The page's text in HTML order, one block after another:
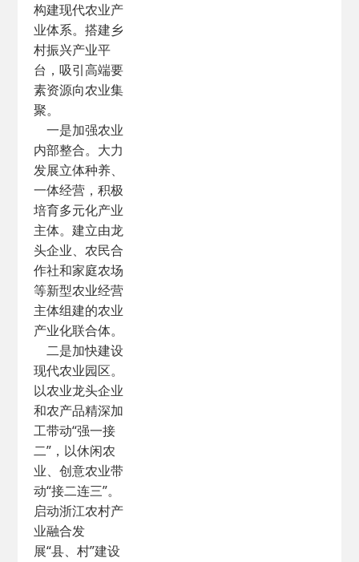
构建现代农业产
业体系。搭建乡
村振兴产业平
台，吸引高端要
素资源向农业集
聚。
一是加强农业
内部整合。大力
发展立体种养、
一体经营，积极
培育多元化产业
主体。建立由龙
头企业、农民合
作社和家庭农场
等新型农业经营
主体组建的农业
产业化联合体。
二是加快建设
现代农业园区。
以农业龙头企业
和农产品精深加
工带动“强一接
二”，以休闲农
业、创意农业带
动“接二连三”。
启动浙江农村产
业融合发
展“县、村”建设